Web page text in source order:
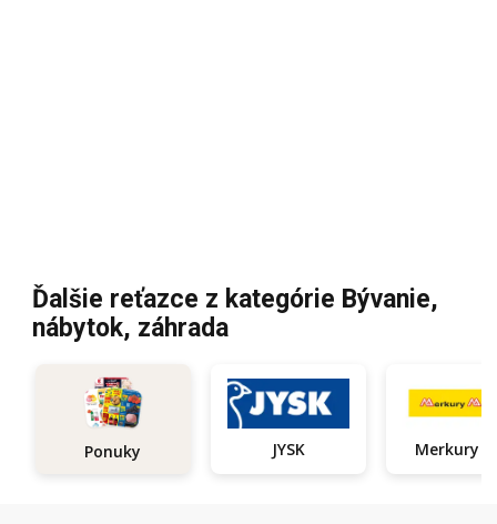
Ďalšie reťazce z kategórie Bývanie,
nábytok, záhrada
Ponuky JYSK